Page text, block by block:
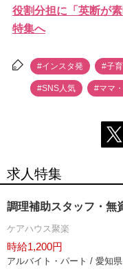
役割分担に「英断が
特集へ
#インスタ発 #子
#SNS人気 #ママ
求人特集
調理補助スタッフ・無
ケアハウス聚楽
時給1,200円
アルバイト・パート / 愛知県